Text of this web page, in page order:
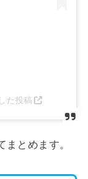
た投稿
とめます。